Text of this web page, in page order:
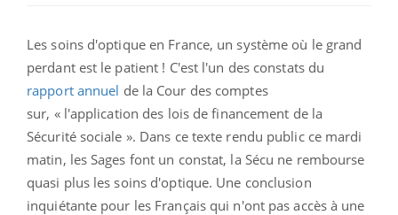
Les soins d'optique en France, un système où le grand
perdant est le patient ! C'est l'un des constats du
rapport annuel de la Cour des comptes
sur, « l'application des lois de financement de la
Sécurité sociale ». Dans ce texte rendu public ce mardi
matin, les Sages font un constat, la Sécu ne rembourse
quasi plus les soins d'optique. Une conclusion
inquiétante pour les Français qui n'ont pas accès à une